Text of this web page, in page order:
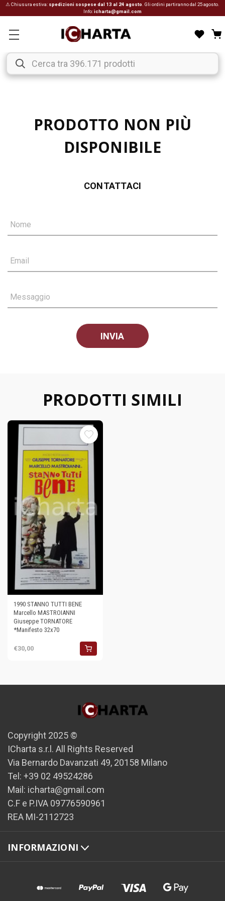
⚠ Chiusura estiva: spedizioni sospese dal 13 al 24 agosto . Gli ordini partiranno dal 25 agosto.
Info:icharta@gmail.com
PRODOTTO NON PIÙ
DISPONIBILE
CONTATTACI
Nome
Email
Messaggio
PRODOTTI SIMILI
1990 STANNO TUTTI BENE
Marcello MASTROIANNI
Giuseppe TORNATORE
*Manifesto 32x70
€30,00
Copyright 2025 ©
ICharta s.r.l. All Rights Reserved
Via Bernardo Davanzati 49, 20158 Milano
Tel: +39 02 49524286
Mail: icharta@gmail.com
C.F e P.IVA 09776590961
REA MI-2112723
INFORMAZIONI